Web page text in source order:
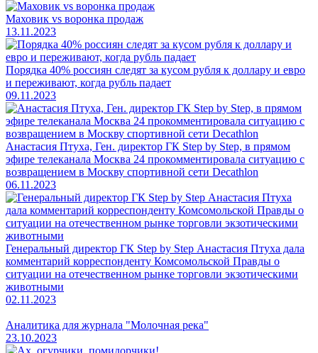
Маховик vs воронка продаж
13.11.2023
Порядка 40% россиян следят за кусом рубля к доллару и евро
и переживают, когда рубль падает
09.11.2023
Анастасия Птуха, Ген. директор ГК Step by Step, в прямом
эфире телеканала Москва 24 прокомментировала ситуацию с
возвращением в Москву спортивной сети Decathlon
06.11.2023
Генеральный директор ГК Step by Step Анастасия Птуха дала
комментарий корреспонденту Комсомольской Правды о
ситуации на отечественном рынке торговли экзотическими
животными
02.11.2023
Аналитика для журнала "Молочная река"
23.10.2023